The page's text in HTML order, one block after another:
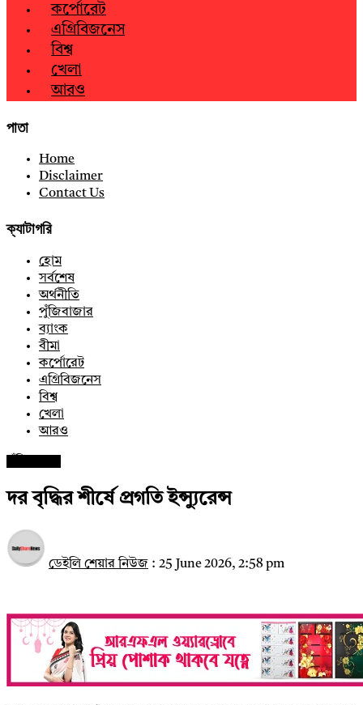
কর্পোরেট
এগ্রিবিজনেস
বিশ্ব
খেলা
আরও
পাতা
Home
Disclaimer
Contact Us
ক্যাটাগরি
হোম
সর্বশেষ
অর্থনীতি
পুঁজিবাজার
ব্যাংক
বীমা
কর্পোরেট
এগ্রিবিজনেস
বিশ্ব
খেলা
আরও
দর বৃদ্ধির শীর্ষে প্রগতি ইন্স্যুরেন্স
ডেইলি শেয়ার নিউজ : 25 June 2026, 2:58 pm